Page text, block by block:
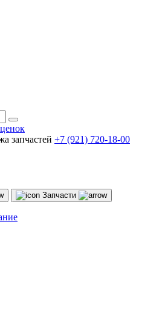
запчастей +7 (921) 720-18-00
Запчасти